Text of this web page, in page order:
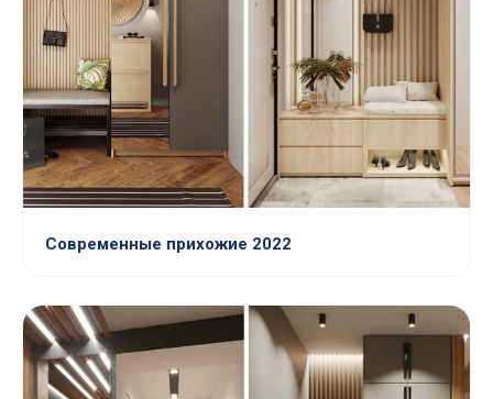
Современные прихожие 2022